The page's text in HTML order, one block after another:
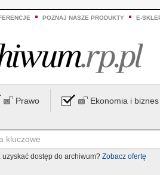
POZNAJ NASZE PRODUKTY E-
Prawo Ekonomia i biznes
uzyskać dostęp do archiwum? Zobacz ofertę